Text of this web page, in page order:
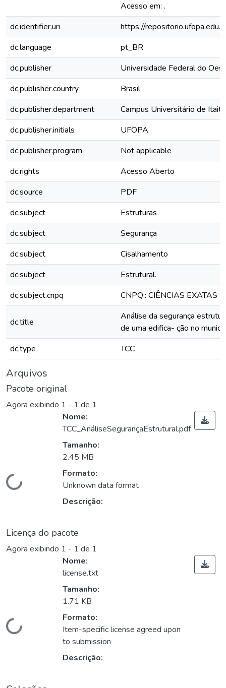
Acesso em: .
dc.identifier.uri
https://
dc.language
pt_BR
dc.publisher
Universidade Federal do
dc.publisher.country
Brasil
dc.publisher.department
Campus Universitário de
dc.publisher.initials
UFOPA
dc.publisher.program
Not applicable
dc.rights
Acesso Aberto
dc.source
PDF
dc.subject
Estruturas
dc.subject
Segurança
dc.subject
Cisalhamento
dc.subject
Estrutural.
dc.subject.cnpq
CNPQ:: CIÊNCIAS EXATAS
dc.title
Análise da segurança
de uma edifica- ção no
dc.type
TCC
Arquivos
Pacote original
Agora exibindo 1 - 1 de 1
Carregando...
Nome:
TCC_AnáliseSegurançaEstrutural.pdf
Tamanho:
2.45 MB
Formato:
Unknown data format
Descrição:
Licença do pacote
Agora exibindo 1 - 1 de 1
Carregando...
Nome:
license.txt
Tamanho:
1.71 KB
Formato:
Item-specific license agreed upon
to submission
Descrição: